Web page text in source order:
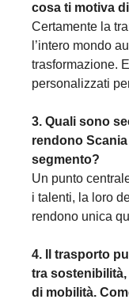
cosa ti motiva
Certamente la
l’intero mondo
trasformazione.
personalizzati
3. Quali sono
rendono
segmento?
Un punto
i talenti, la loro
rendono unica
4. Il trasporto
tra
di mobilità.